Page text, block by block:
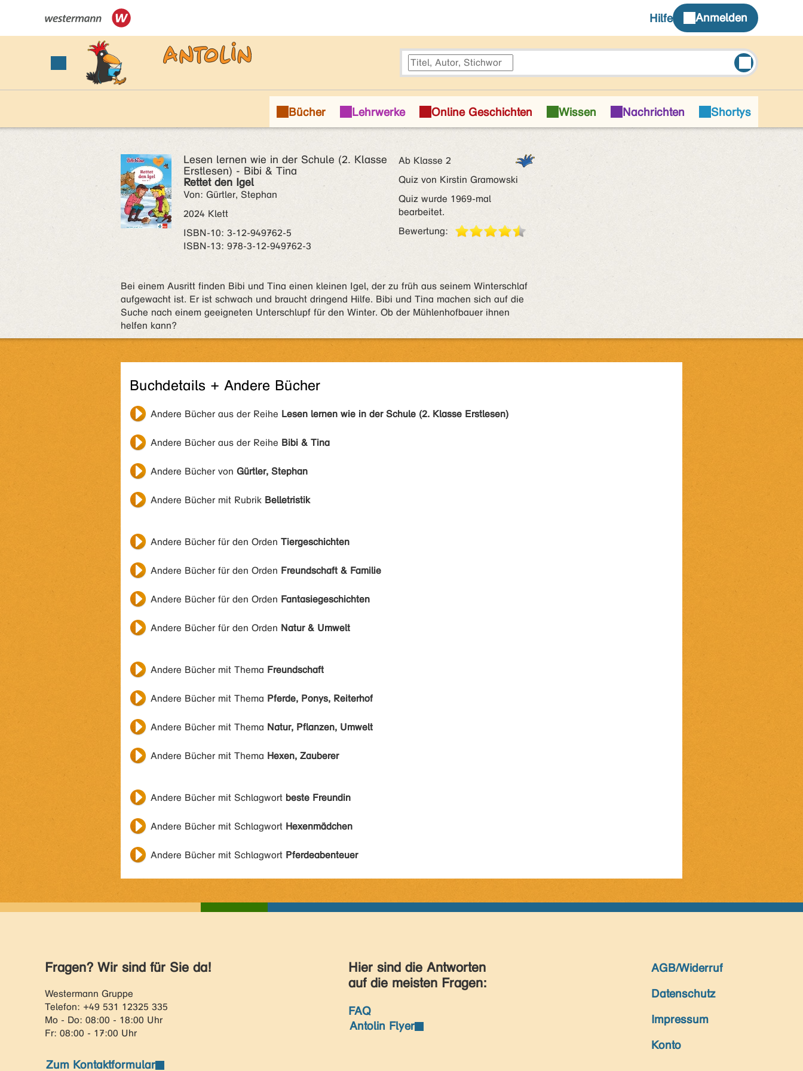
Lesen lernen wie in der Schule (2. Klasse
Erstlesen) - Bibi & Tina
Rettet den Igel
Von: Gürtler, Stephan
2024 Klett
ISBN‑10: 3-12-949762-5
ISBN‑13: 978-3-12-949762-3
Ab Klasse 2
Quiz von Kirstin Gramowski
Quiz wurde 1969-mal
bearbeitet.
Bewertung:
Bei einem Ausritt finden Bibi und Tina einen kleinen Igel, der zu früh aus seinem Winterschlaf
aufgewacht ist. Er ist schwach und braucht dringend Hilfe. Bibi und Tina machen sich auf die
Suche nach einem geeigneten Unterschlupf für den Winter. Ob der Mühlenhofbauer ihnen
helfen kann?
Buchdetails + Andere Bücher
Andere Bücher aus der Reihe Lesen lernen wie in der Schule (2. Klasse Erstlesen)
Andere Bücher aus der Reihe Bibi & Tina
Andere Bücher von Gürtler, Stephan
Andere Bücher mit Rubrik Belletristik
Andere Bücher für den Orden Tiergeschichten
Andere Bücher für den Orden Freundschaft & Familie
Andere Bücher für den Orden Fantasiegeschichten
Andere Bücher für den Orden Natur & Umwelt
Andere Bücher mit Thema Freundschaft
Andere Bücher mit Thema Pferde, Ponys, Reiterhof
Andere Bücher mit Thema Natur, Pflanzen, Umwelt
Andere Bücher mit Thema Hexen, Zauberer
Andere Bücher mit Schlagwort beste Freundin
Andere Bücher mit Schlagwort Hexenmädchen
Andere Bücher mit Schlagwort Pferdeabenteuer